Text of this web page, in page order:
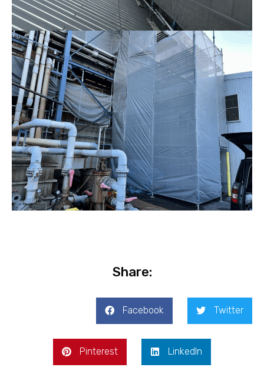
Share:
Facebook Twitter
Pinterest LinkedIn